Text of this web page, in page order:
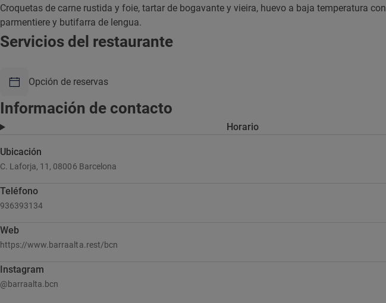
Croquetas de carne rustida y foie, tartar de bogavante y vieira, huevo a baja temperatura con
parmentiere y butifarra de lengua.
Servicios del restaurante
Opción de reservas
Información de contacto
Horario
Ubicación
C. Laforja, 11, 08006 Barcelona
Teléfono
936393134
Web
https://www.barraalta.rest/bcn
Instagram
@barraalta.bcn